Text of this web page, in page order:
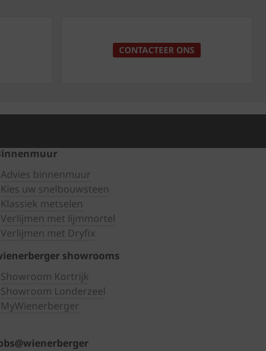
CONTACTEER ONS
Advies binnenmuur
Kies uw snelbouwsteen
Klassiek metselen
Verlijmen met lijmmortel
Verlijmen met Dryfix
showrooms
Showroom Kortrijk
Showroom Londerzeel
MyWienerberger